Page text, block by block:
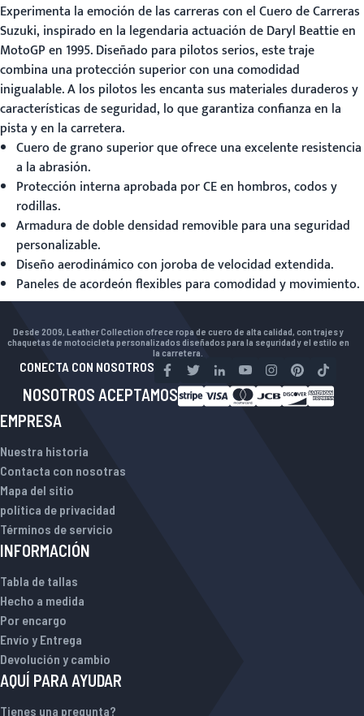
Experimenta la emoción de las carreras con elCuero de Carreras
Suzuki, inspirado en la legendaria actuación de Daryl Beattie en
MotoGP en 1995. Diseñado para pilotos serios, este traje
combina una protección superior con una comodidad
inigualable. A los pilotos les encanta sus materiales duraderos y
características de seguridad, lo que garantiza confianza en la
pista y en la carretera.
Cuero de grano superior que ofrece una excelente resistencia
a la abrasión.
Protección interna aprobada por CE en hombros, codos y
rodillas.
Armadura de doble densidad removible para una seguridad
personalizable.
Diseño aerodinámico con joroba de velocidad extendida.
Paneles de acordeón flexibles para comodidad y movimiento.
Desde 2009, Leather Collection ofrece ropa de cuero de alta calidad, con trajes y
chaquetas de motocicleta personalizados diseñados para la seguridad y el estilo en
la carretera.
CONECTA CON NOSOTROS
NOSOTROS ACEPTAMOS
EMPRESA
Nuestra historia
Contacta con nosotras
Mapa del sitio
política de privacidad
Términos de servicio
INFORMACIÓN
Tabla de tallas
Hecho a medida
Por encargo
Envío y Entrega
Devolución y cambio
AQUÍ PARA AYUDAR
Tienes una pregunta?